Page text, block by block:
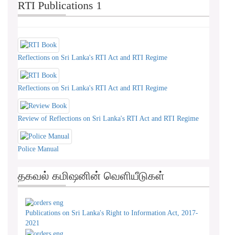
RTI Publications 1
Reflections on Sri Lanka's RTI Act and RTI Regime
Reflections on Sri Lanka's RTI Act and RTI Regime
Review of Reflections on Sri Lanka's RTI Act and RTI Regime
Police Manual
தகவல் கமிஷனின் வெளியீடுகள்
Publications on Sri Lanka's Right to Information Act, 2017-
2021